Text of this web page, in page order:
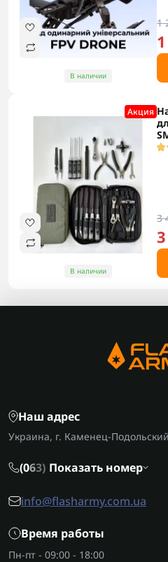
В наличии
1
Акция
В наличии
3
Наш адрес
Украина, г. Каменец-
(063) Показать номер
info@flasharmy.com.ua
Время работы
Пн-пт - 09:00 - 18:00